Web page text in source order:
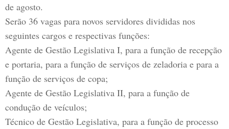
de agosto.
Serão 36 vagas para novos servidores divididas nos
seguintes cargos e respectivas funções:
Agente de Gestão Legislativa I, para a função de recepção
e portaria, para a função de serviços de zeladoria e para a
função de serviços de copa;
Agente de Gestão Legislativa II, para a função de
condução de veículos;
Técnico de Gestão Legislativa, para a função de processo